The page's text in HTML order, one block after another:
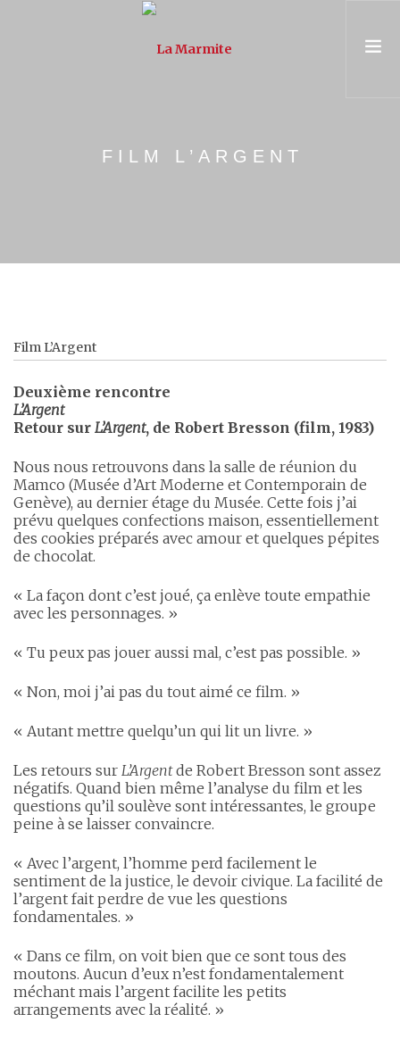
ASSOCIATION & ÉQUIPEFILM L’ARGENT
Film L’Argent
Deuxième rencontre
L’Argent
Retour sur L’Argent, de Robert Bresson (film, 1983)
Nous nous retrouvons dans la salle de réunion du
Mamco (Musée d’Art Moderne et Contemporain de
Genève), au dernier étage du Musée. Cette fois j’ai
prévu quelques confections maison, essentiellement
des cookies préparés avec amour et quelques pépites
de chocolat.
« La façon dont c’est joué, ça enlève toute empathie
avec les personnages. »
« Tu peux pas jouer aussi mal, c’est pas possible. »
« Non, moi j’ai pas du tout aimé ce film. »
« Autant mettre quelqu’un qui lit un livre. »
Les retours sur L’Argentde Robert Bresson sont assez
négatifs. Quand bien même l’analyse du film et les
questions qu’il soulève sont intéressantes, le groupe
peine à se laisser convaincre.
« Avec l’argent, l’homme perd facilement le
sentiment de la justice, le devoir civique. La facilité de
l’argent fait perdre de vue les questions
fondamentales. »
« Dans ce film, on voit bien que ce sont tous des
moutons. Aucun d’eux n’est fondamentalement
méchant mais l’argent facilite les petits
arrangements avec la réalité. »